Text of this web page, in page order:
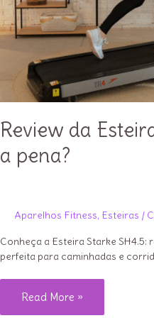
Review da
a pena?
Aparelhos Fitness, Esteiras /
Conheça a Esteira Starke
perfeita para caminhadas e
Review
Read More »